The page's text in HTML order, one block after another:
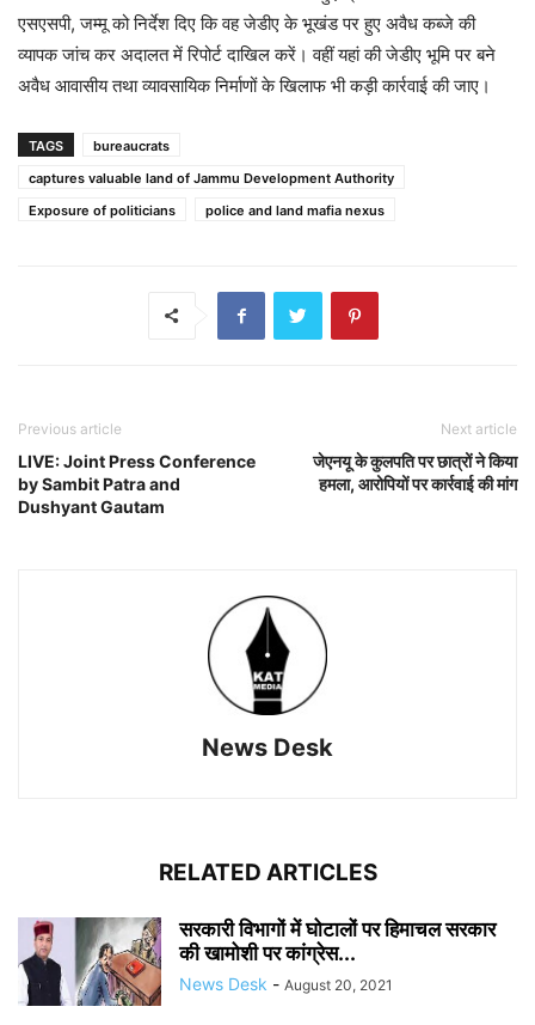
एसएसपी, जम्मू को निर्देश दिए कि वह जेडीए के भूखंड पर हुए अवैध कब्जे की
व्यापक जांच कर अदालत में रिपोर्ट दाखिल करें। वहीं यहां की जेडीए भूमि पर बने
अवैध आवासीय तथा व्यावसायिक निर्माणों के खिलाफ भी कड़ी कार्रवाई की जाए।
TAGS
bureaucrats
captures valuable land of Jammu Development Authority
Exposure of politicians
police and land mafia nexus
Previous article
LIVE: Joint Press Conference
by Sambit Patra and
Dushyant Gautam
Next article
जेएनयू के कुलपति पर छात्रों ने किया
हमला, आरोपियों पर कार्रवाई की मांग
News Desk
RELATED ARTICLES
सरकारी विभागों में घोटालों पर हिमाचल सरकार
की खामोशी पर कांग्रेस...
News Desk - August 20, 2021